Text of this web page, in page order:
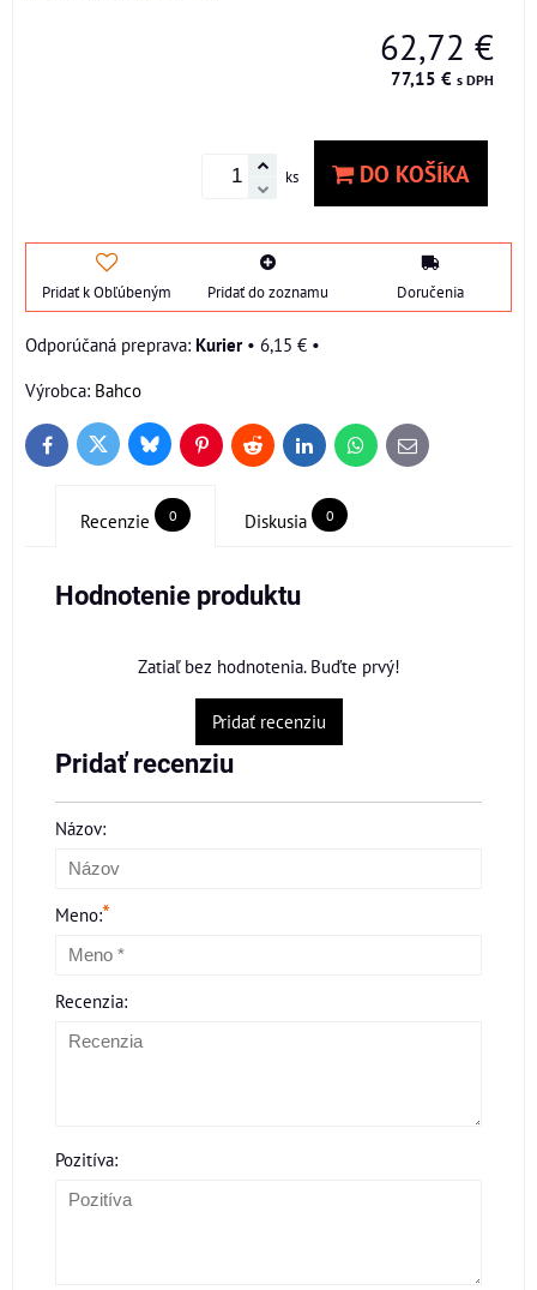
62,72 €
77,15 € s DPH
ks DO KOŠÍKA
Pridať k Obľúbeným Pridať do zoznamu Doručenia
Kurier• 6,15 € •
Výrobca: Bahco
FacebookTwitter BlueskyPinterestReddit LinkedInWhatsApp
E-
mail
Recenzie 0 Diskusia 0
Hodnotenie produktu
Zatiaľ bez hodnotenia. Buďte prvý!
Pridať recenziu
Pridať recenziu
Názov:
Meno:*
Recenzia:
Pozitíva: